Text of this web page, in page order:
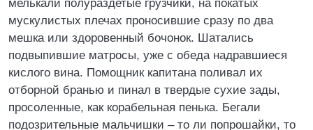
мелькали полураздетые грузчики, на покатых
мускулистых плечах проносившие сразу по два
мешка или здоровенный бочонок. Шатались
подвыпившие матросы, уже с обеда надравшиеся
кислого вина. Помощник капитана поливал их
отборной бранью и пинал в твердые сухие зады,
просоленные, как корабельная пенька. Бегали
подозрительные мальчишки – то ли попрошайки, то